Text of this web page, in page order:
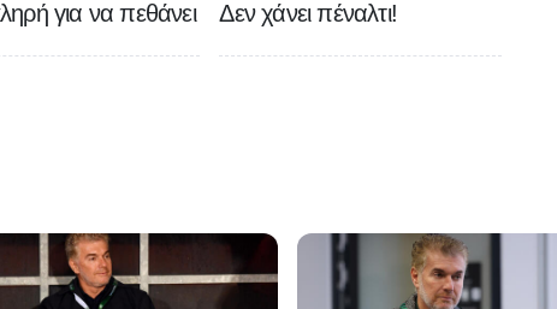
για να πεθάνει Δεν χάνει πέναλτι!